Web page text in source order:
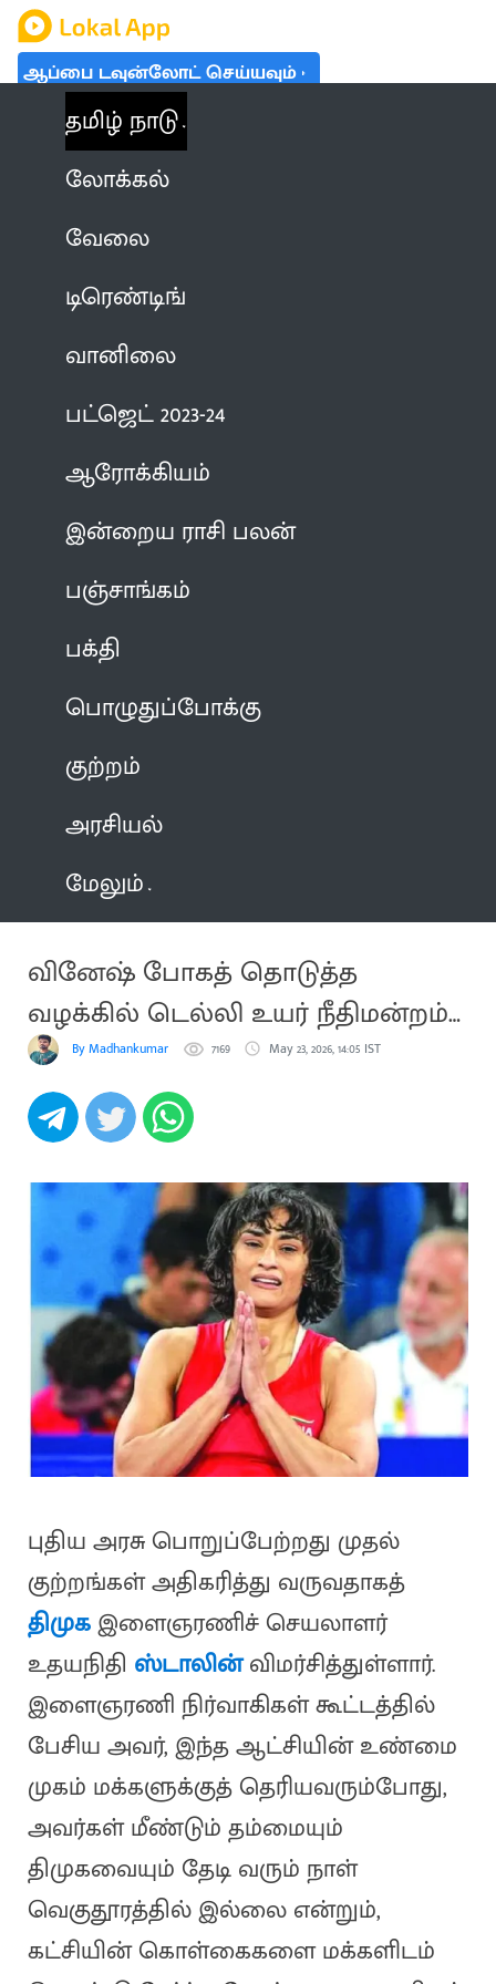
ஆப்பை டவுன்லோட் செய்யவும்
தமிழ் நாடு
லோக்கல்
வேலை
டிரெண்டிங்
வானிலை
பட்ஜெட் 2023-24
ஆரோக்கியம்
இன்றைய ராசி பலன்
பஞ்சாங்கம்
பக்தி
பொழுதுப்போக்கு
குற்றம்
அரசியல்
மேலும்
வினேஷ் போகத் தொடுத்த
வழக்கில் டெல்லி உயர் நீதிமன்றம்
உத்தரவு
By Madhankumar 7169 May 23, 2026, 14:05 IST
புதிய அரசு பொறுப்பேற்றது முதல்
குற்றங்கள் அதிகரித்து வருவதாகத்
திமுகஇளைஞரணிச் செயலாளர்
உதயநிதி ஸ்டாலின்விமர்சித்துள்ளார்.
இளைஞரணி நிர்வாகிகள் கூட்டத்தில்
பேசிய அவர், இந்த ஆட்சியின் உண்மை
முகம் மக்களுக்குத் தெரியவரும்போது,
அவர்கள் மீண்டும் தம்மையும்
திமுகவையும் தேடி வரும் நாள்
வெகுதூரத்தில் இல்லை என்றும்,
கட்சியின் கொள்கைகளை மக்களிடம்